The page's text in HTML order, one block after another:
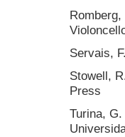
Servais,
Stowell,
Press
Turina,